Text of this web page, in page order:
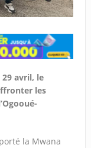
avril, le
les
la Mwana